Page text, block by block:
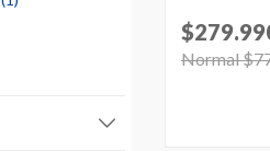
Refine by Marca: ELEGANT
Price
Normal